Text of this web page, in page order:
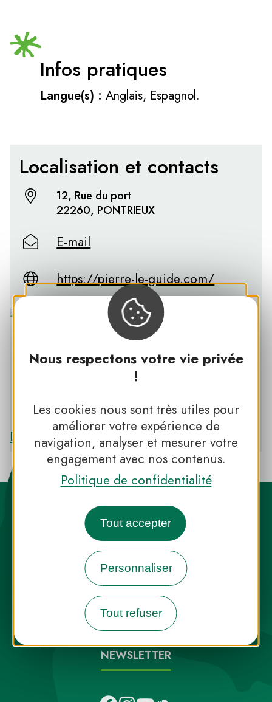
Nous respectons votre vie privée
!
Les cookies nous sont très utiles pour
améliorer votre expérience de
navigation, analyser et mesurer votre
engagement avec nos contenus.
Politique de confidentialité
Tout accepter
Personnaliser
Tout refuser
Infos pratiques
Langue(s) : Anglais, Espagnol.
Localisation et contacts
12, Rue du port
22260, PONTRIEUX
E-mail
https://pierre-le-guide.com/
PNR D’ARMORIQUE
Découvrir le PNR D’ARMORIQUE
Destination Parcs, de l’inspiration en
toute saison
INFOS PRESSEFAQNOUS CONTACTER
NEWSLETTER